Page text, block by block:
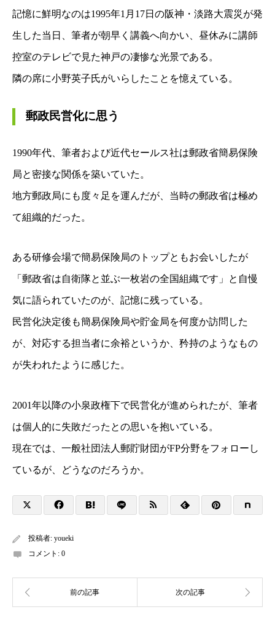
記憶に鮮明なのは1995年1月17日の阪神・淡路大震災が発
生した当日、筆者が朝早く講義へ向かい、昼休みに講師
控室のテレビで見た神戸の凄惨な光景である。
隣の席に小野英子氏がいらしたことを憶えている。
郵政民営化に思う
1990年代、筆者および近代セールス社は郵政省簡易保険
局と密接な関係を築いていた。
地方郵政局にも度々足を運んだが、当時の郵政省は極め
て組織的だった。
ある研修会場で簡易保険局のトップともお会いしたが
「郵政省は自衛隊と並ぶ一枚岩の全国組織です」と 自慢
気に語られていたのが、記憶に残っている。
民営化決定後も簡易保険局や貯金局を何度か訪問した
が、対応する担当者に余裕というか、 矜持のようなもの
が失われたように感じた。
2001年以降の小泉政権下で民営化が進められたが、 筆者
は個人的に失敗だったとの思いを抱いている。
現在では、一般社団法人郵貯財団がFP分野をフォローし
ているが、どうなのだろうか。
投稿者: youeki
コメント: 0